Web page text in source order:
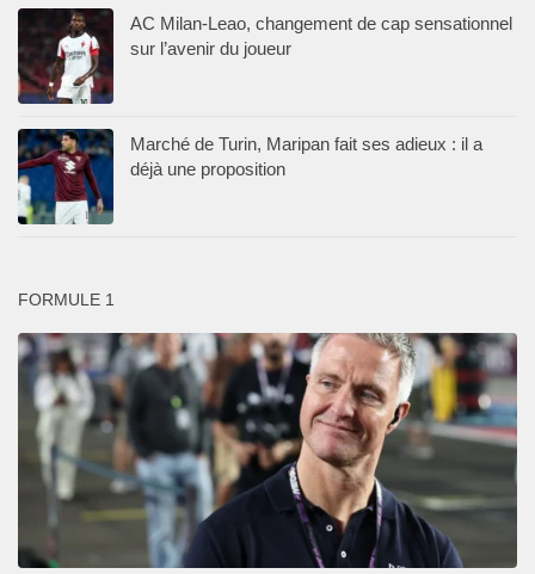
AC Milan-Leao, changement de cap sensationnel
sur l’avenir du joueur
Marché de Turin, Maripan fait ses adieux : il a
déjà une proposition
FORMULE 1